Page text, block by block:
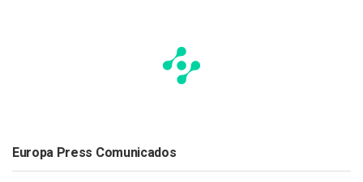
Europa Press Comunicados